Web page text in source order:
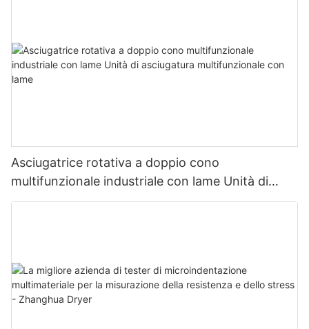
Asciugatrice rotativa a doppio cono
multifunzionale industriale con lame Unità di
asciugatura multifunzionale con lame